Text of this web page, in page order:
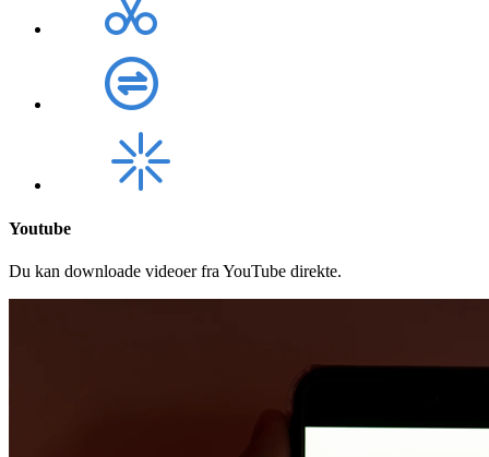
Youtube
Du kan downloade videoer fra YouTube direkte.